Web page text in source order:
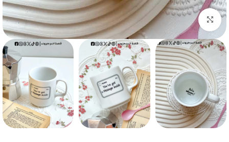
Click to enlarge